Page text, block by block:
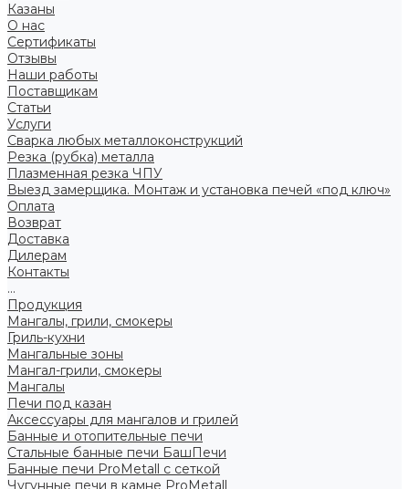
Казаны
О нас
Сертификаты
Отзывы
Наши работы
Поставщикам
Статьи
Услуги
Сварка любых металлоконструкций
Резка (рубка) металла
Плазменная резка ЧПУ
Выезд замерщика. Монтаж и установка печей «под ключ»
Оплата
Возврат
Доставка
Дилерам
Контакты
...
Продукция
Мангалы, грили, смокеры
Гриль-кухни
Мангальные зоны
Мангал-грили, смокеры
Мангалы
Печи под казан
Аксессуары для мангалов и грилей
Банные и отопительные печи
Стальные банные печи БашПечи
Банные печи ProMetall с сеткой
Чугунные печи в камне ProMetall